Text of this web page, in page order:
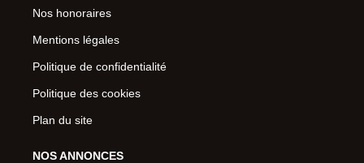
Nos honoraires
Mentions légales
Politique de confidentialité
Politique des cookies
Plan du site
NOS ANNONCES